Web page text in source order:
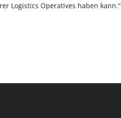
Logistics Operatives haben kann.“